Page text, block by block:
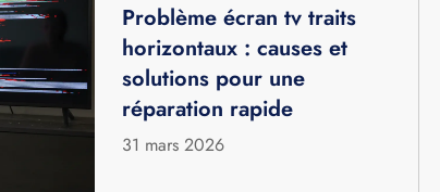
Problème écran tv traits
horizontaux : causes et
solutions pour une
réparation rapide
31 mars 2026